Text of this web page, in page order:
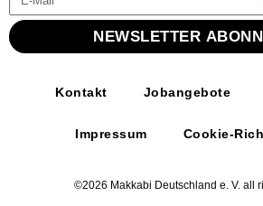
NEWSLETTER
©2026 Makkabi Deutschland e. V. all
Kontakt Jobangebote
Impressum Cookie-